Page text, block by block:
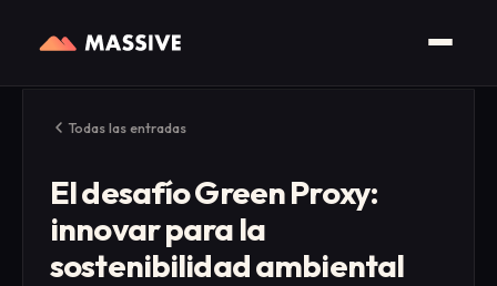
Todas las entradas
El desafío Green Proxy:
innovar para la
sostenibilidad ambiental